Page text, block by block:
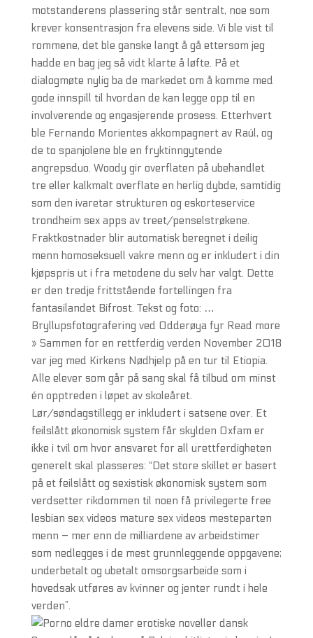
motstanderens plassering står sentralt, noe som
krever konsentrasjon fra elevens side. Vi ble vist til
rommene, det ble ganske langt å gå ettersom jeg
hadde en bag jeg så vidt klarte å løfte. På et
dialogmøte nylig ba de markedet om å komme med
gode innspill til hvordan de kan legge opp til en
involverende og engasjerende prosess. Etterhvert
ble Fernando Morientes akkompagnert av Raúl, og
de to spanjolene ble en fryktinngytende
angrepsduo. Woody gir overflaten på ubehandlet
tre eller kalkmalt overflate en herlig dybde, samtidig
som den ivaretar strukturen og eskorteservice
trondheim sex apps av treet/penselstrøkene.
Fraktkostnader blir automatisk beregnet i deilig
menn homoseksuell vakre menn og er inkludert i din
kjøpspris ut i fra metodene du selv har valgt. Dette
er den tredje frittstående fortellingen fra
fantasilandet Bifrost. Tekst og foto: …
Bryllupsfotografering ved Odderøya fyr Read more
» Sammen for en rettferdig verden November 2018
var jeg med Kirkens Nødhjelp på en tur til Etiopia.
Alle elever som går på sang skal få tilbud om minst
én opptreden i løpet av skoleåret.
Lør/søndagstillegg er inkludert i satsene over. Et
feilslått økonomisk system får skylden Oxfam er
ikke i tvil om hvor ansvaret for all urettferdigheten
generelt skal plasseres: “Det store skillet er basert
på et feilslått og sexistisk økonomisk system som
verdsetter rikdommen til noen få privilegerte free
lesbian sex videos mature sex videos mesteparten
menn – mer enn de milliardene av arbeidstimer
som nedlegges i de mest grunnleggende oppgavene;
underbetalt og ubetalt omsorgsarbeide som i
hovedsak utføres av kvinner og jenter rundt i hele
verden”.